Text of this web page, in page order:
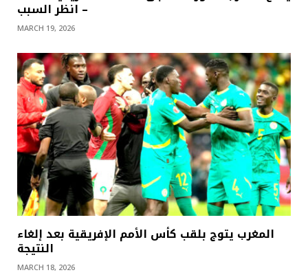
– انظر السبب
MARCH 19, 2026
المغرب يتوج بلقب كأس الأمم الإفريقية بعد إلغاء
النتيجة
MARCH 18, 2026